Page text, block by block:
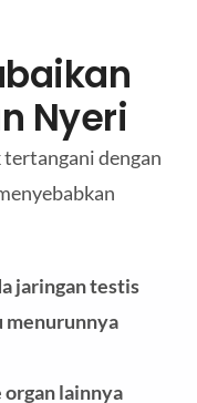
Nyeri
dengan
jaringan testis
menurunnya
lainnya